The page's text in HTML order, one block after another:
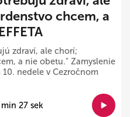
chcem, a
zdraví, ale chorí;
a nie obetu." Zamyslenie
nedele v Cezročnom
27 sek